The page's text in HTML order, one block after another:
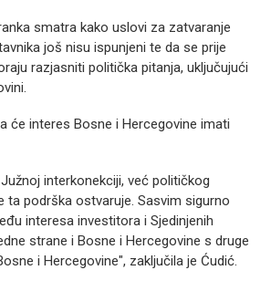
smatra kako uslovi za zatvaranje
još nisu ispunjeni te da se prije
razjasniti politička pitanja, uključujući
će interes Bosne i Hercegovine imati
interkonekciji, već političkog
ta podrška ostvaruje. Sasvim sigurno
interesa investitora i Sjedinjenih
strane i Bosne i Hercegovine s druge
i Hercegovine", zaključila je Ćudić.